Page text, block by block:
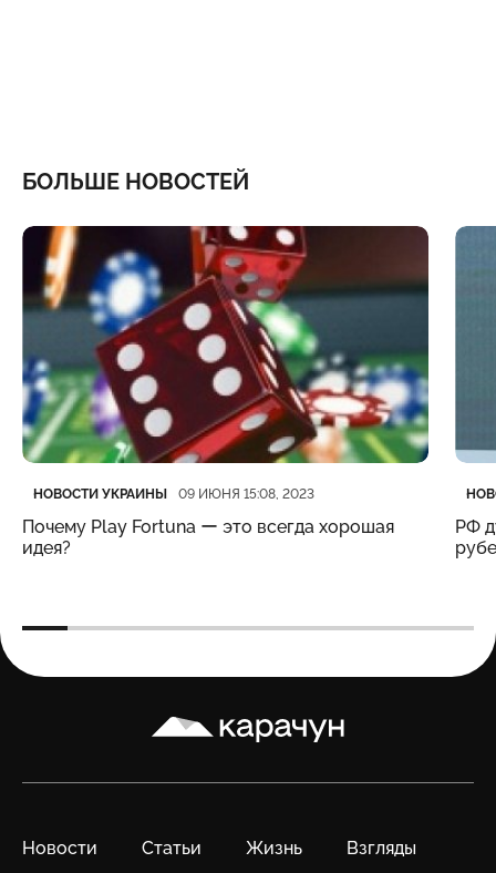
БОЛЬШЕ НОВОСТЕЙ
Категория
НОВОСТИ УКРАИНЫ
Дата публикации 09 ИЮНЯ 15:08, 2023
Почему Play Fortuna ー это всегда хорошая
идея?
РФ
Карачун
Новости Статьи Жизнь Взгляды